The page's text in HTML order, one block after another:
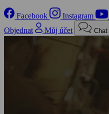
Facebook Instagram
Objednat
Můj účet Chat